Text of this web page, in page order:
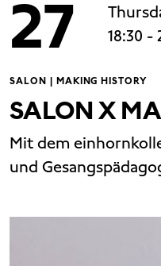
27
18:30 -
SALON | MAKING HISTORY
SALON X
Mit dem
und